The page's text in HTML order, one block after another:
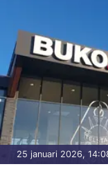
25 januari 2026,